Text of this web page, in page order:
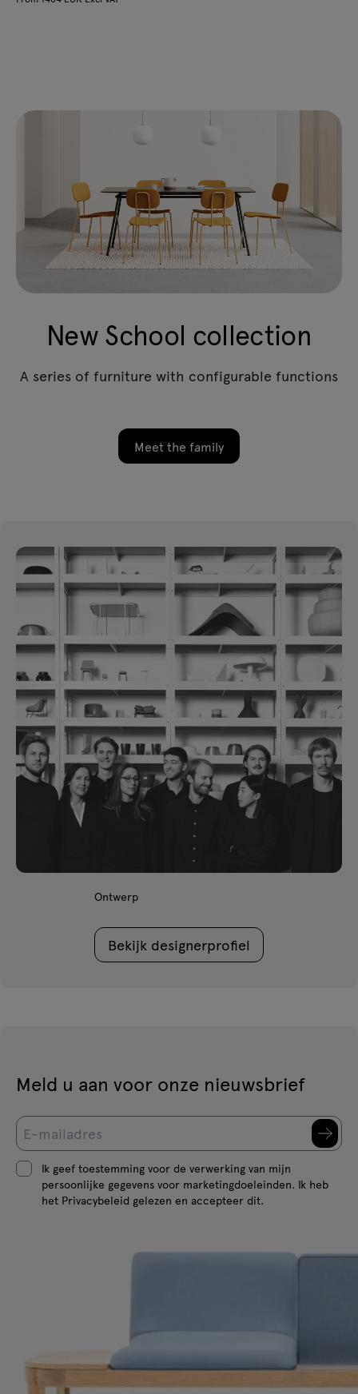
New School collection
A series of furniture with configurable functions
Meet the family
Ontwerp
Bekijk designerprofiel
Meld u aan voor onze nieuwsbrief
Ik geef toestemming voor de verwerking van mijn
persoonlijke gegevens voor marketingdoeleinden. Ik heb
het Privacybeleid gelezen en accepteer dit.